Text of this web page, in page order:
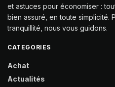
et astuces pour économiser :
bien assuré, en toute simplicité.
tranquillité, nous vous guidons.
CATEGORIES
Achat
Actualités